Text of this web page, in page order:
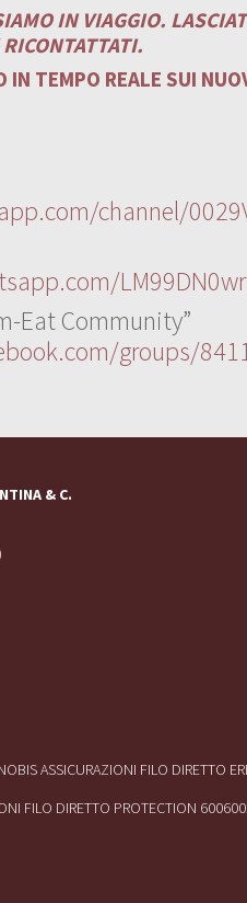
IN VIAGGIO.
IN TEMPO REALE SUI
channel/
Eat Community”
groups/
& C.
ASSICURAZIONI FILO DIRETTO
FILO DIRETTO PROTECTION